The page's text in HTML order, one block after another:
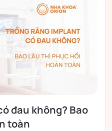
đau không? Bao
toàn